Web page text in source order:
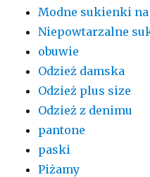
Modne sukienki na
Niepowtarzalne
obuwie
Odzież damska
Odzież plus size
Odzież z denimu
pantone
paski
Piżamy